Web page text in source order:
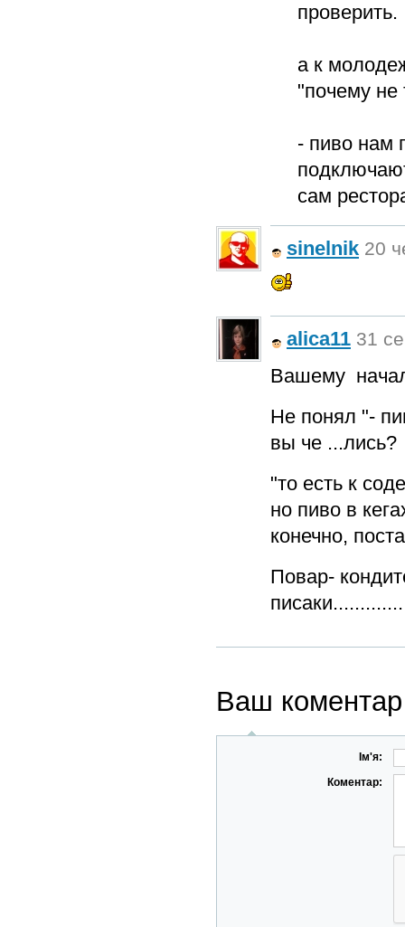
проверить.
а к
"почему не
- пиво нам
сам
sinelnik 20
alica11 31
Вашему
Не понял "-
вы че ...лись?
"то есть к
но пиво в
конечно,
Повар-
Ваш коментар
Ім'я:
Коментар: